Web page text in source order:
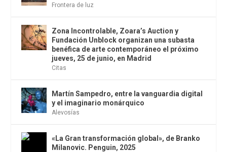
Frontera de luz
Zona Incontrolable, Zoara’s Auction y
Fundación Unblock organizan una subasta
benéfica de arte contemporáneo el próximo
jueves, 25 de junio, en Madrid
Citas
Martín Sampedro, entre la vanguardia digital
y el imaginario monárquico
Alevosías
«La Gran transformación global», de Branko
Milanovic. Penguin, 2025